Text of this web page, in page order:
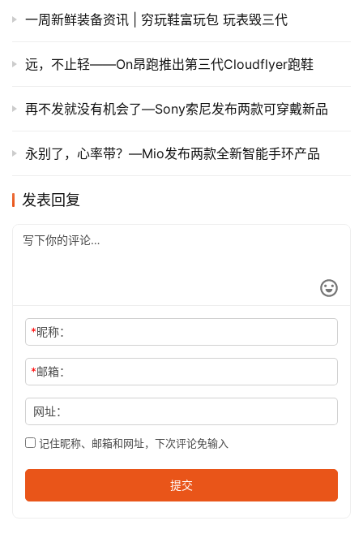
一周新鲜装备资讯 | 穷玩鞋富玩包 玩表毁三代
远，不止轻——On昂跑推出第三代Cloudflyer跑鞋
​再不发就没有机会了—Sony索尼发布两款可穿戴新品
永别了，心率带？—Mio发布两款全新智能手环产品
发表回复
*昵称：
*邮箱：
网址：
记住昵称、邮箱和网址，下次评论免输入
提交